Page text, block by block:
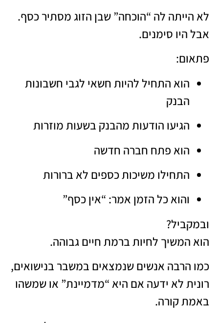
לא הייתה לה “הוכחה” שבן הזוג מסתיר כסף.
אבל היו סימנים.
פתאום:
הוא התחיל להיות חשאי לגבי חשבונות
הבנק
הגיעו הודעות מהבנק בשעות מוזרות
הוא פתח חברה חדשה
התחילו משיכות כספים לא ברורות
והוא כל הזמן אמר: “אין כסף”
ובמקביל?
הוא המשיך לחיות ברמת חיים גבוהה.
כמו הרבה אנשים שנמצאים במשבר בנישואים,
רונית לא ידעה אם היא “מדמיינת” או שמשהו
באמת קורה.